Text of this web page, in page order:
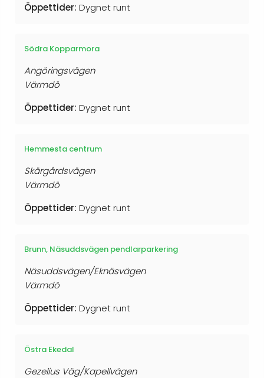
Öppettider: Dygnet runt
Södra Kopparmora
Angöringsvägen
Värmdö
Öppettider: Dygnet runt
Hemmesta centrum
Skärgårdsvägen
Värmdö
Öppettider: Dygnet runt
Brunn, Näsuddsvägen pendlarparkering
Näsuddsvägen/Eknäsvägen
Värmdö
Öppettider: Dygnet runt
Östra Ekedal
Gezelius Väg/Kapellvägen